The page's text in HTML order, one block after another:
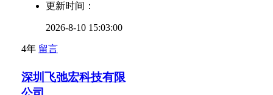
更新时间：
2026-8-10 15:03:00
4年 留言
深圳飞弛宏科技有限